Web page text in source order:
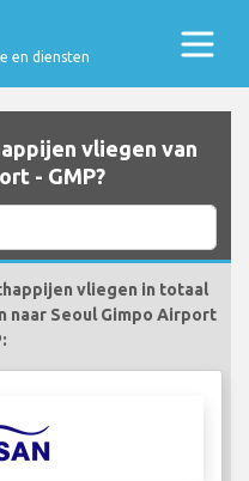
en diensten
vliegen van
- GMP?
vliegen in totaal
naar Seoul Gimpo Airport